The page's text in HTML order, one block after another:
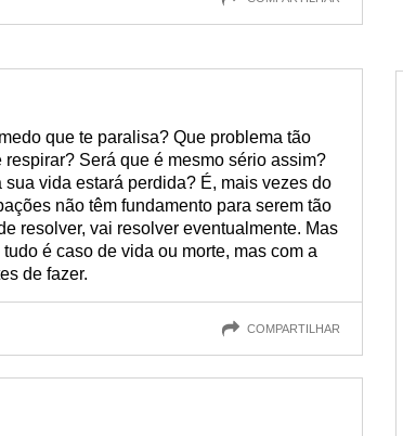
que te paralisa? Que problema tão
Será que é mesmo sério assim?
vida estará perdida? É, mais vezes do
não têm fundamento para serem tão
resolver, vai resolver eventualmente. Mas
é caso de vida ou morte, mas com a
de fazer.
COMPARTILHAR